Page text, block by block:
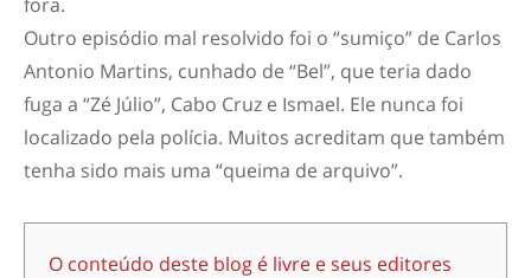
Outro episódio mal resolvido foi o “sumiço” de Carlos
Antonio Martins, cunhado de “Bel”, que teria dado
fuga a “Zé Júlio”, Cabo Cruz e Ismael. Ele nunca foi
localizado pela polícia. Muitos acreditam que também
tenha sido mais uma “queima de arquivo”.
O conteúdo deste blog é livre e seus editores